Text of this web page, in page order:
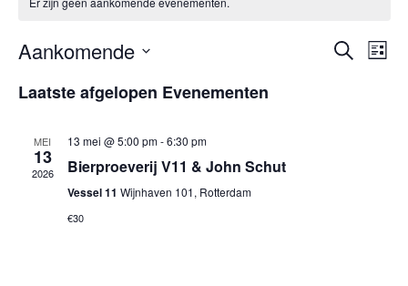
Zoeken
Lijst
Aankomende
een
Laatste afgelopen Evenementen
MEI
13
2026
13 mei @ 5:00 pm-6:30 pm
Bierproeverij V11 & John Schut
Vessel 11 Wijnhaven 101, Rotterdam
€30